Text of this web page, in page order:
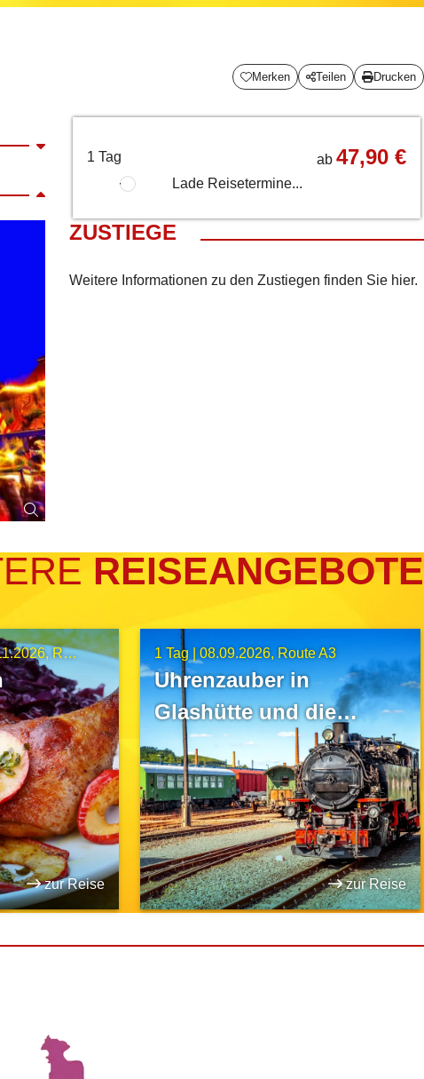
Merken Teilen Drucken
1 Tag ab 47,90 €
Lade Reisetermine...
ZUSTIEGE
Weitere Informationen zu den Zustiegen finden Sie hier.
REISEANGEBOTE
1 Tag | 08.09.2026 Route A3
Uhrenzauber in
Glashütte und die
Weißeritztalbahn
zur Reise
Route A13
zur Reise